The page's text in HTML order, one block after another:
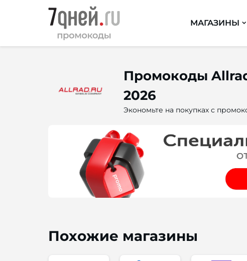
МАГАЗИНЫ
Промокоды
2026
Экономьте на покупках с
Похожие магазины